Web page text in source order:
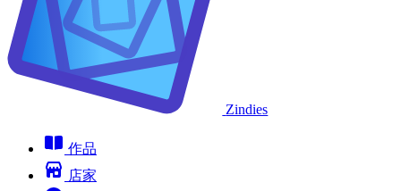
Zindies
作品
店家